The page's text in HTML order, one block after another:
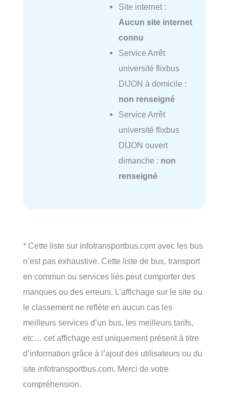
Site internet :
Aucun site internet
connu
Service Arrêt
université flixbus
DIJON à domicile :
non renseigné
Service Arrêt
université flixbus
DIJON ouvert
dimanche : non
renseigné
* Cette liste sur infotransportbus.com avec les bus
n’est pas exhaustive. Cette liste de bus, transport
en commun ou services liés peut comporter des
manques ou des erreurs. L’affichage sur le site ou
le classement ne reflète en aucun cas les
meilleurs services d’un bus, les meilleurs tarifs,
etc… cet affichage est uniquement présent à titre
d’information grâce à l’ajout des utilisateurs ou du
site infotransportbus.com. Merci de votre
compréhension.